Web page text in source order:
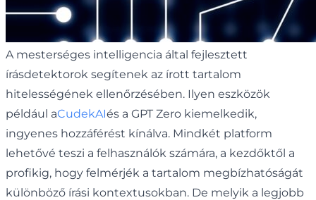
A mesterséges intelligencia által fejlesztett
írásdetektorok segítenek az írott tartalom
hitelességének ellenőrzésében. Ilyen eszközök
például aCudekAIés a GPT Zero kiemelkedik,
ingyenes hozzáférést kínálva. Mindkét platform
lehetővé teszi a felhasználók számára, a kezdőktől a
profikig, hogy felmérjék a tartalom megbízhatóságát
különböző írási kontextusokban. De melyik a legjobb